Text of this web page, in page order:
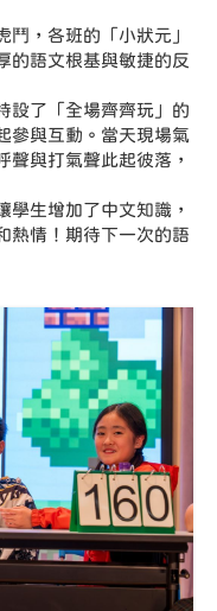
，各班的「小狀元」
的語文根基與敏捷的反
設了「全場齊齊玩」的
參與互動。當天現場氣
聲與打氣聲此起彼落，
學生增加了中文知識，
熱情！期待下一次的語